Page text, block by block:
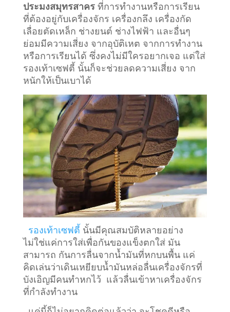
ประมงสมุทรสาครที่การทำงานหรือการเรียน
ที่ต้องอยู่กับเครื่องจักร เครื่องกลึง เครื่องกัด
เลื่อยตัดเหล็ก ช่างยนต์ ช่างไฟฟ้า และอื่นๆ
ย่อมมีความเสี่ยง จากอุบัติเหต จากการทำงาน
หรือการเรียนได้ ซึ่งคงไม่มีใครอยากเจอ แต่ใส่
รองเท้าเซฟตี้ นั้นก็จะช่วยลดความเสี่ยง จาก
หนักให้เป็นเบาได้
รองเท้าเซฟตี้ นั้นมีคุณสมบัติหลายอย่าง
ไม่ใช่แค่การใส่เพื่อกันของแข็งตกใส่ มัน
สามารถ กันการลื่นจากน้ำมันที่หกบนพื้น แค่
คิดเล่นว่าเดินเหยียบน้ำมันหล่อลื่นเครื่องจักรที่
บังเอิญมีคนทำหกไว้ แล้วลื่นเข้าหาเครื่องจักร
ที่กำลังทำงาน